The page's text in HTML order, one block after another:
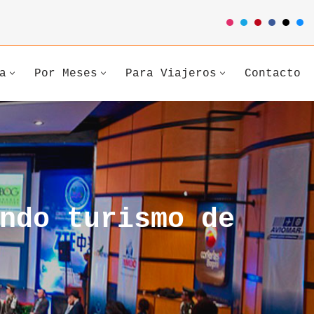
Por Meses Para Viajeros Contacto
turismo de